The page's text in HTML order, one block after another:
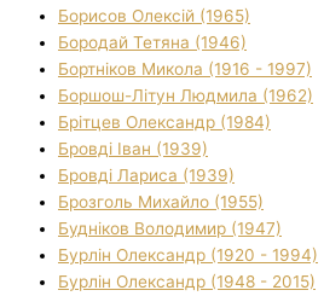
Борисов Олексій (1965)
Бородай Тетяна (1946)
Бортніков Микола (1916 - 1997)
Боршош-Літун Людмила (1962)
Брітцев Олександр (1984)
Бровді Іван (1939)
Бровді Лариса (1939)
Брозголь Михайло (1955)
Будніков Володимир (1947)
Бурлін Олександр (1920 - 1994)
Бурлін Олександр (1948 - 2015)